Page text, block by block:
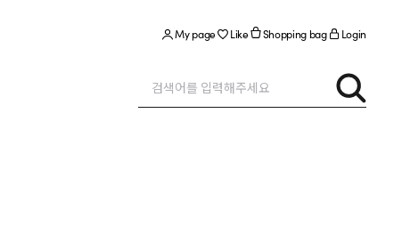
My page Like Shopping bag Login